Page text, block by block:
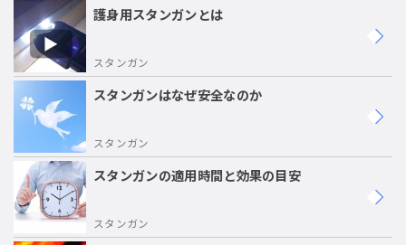
護身用スタンガンとは
スタンガン
スタンガンはなぜ安全なのか
スタンガン
スタンガンの適用時間と効果の目安
スタンガン